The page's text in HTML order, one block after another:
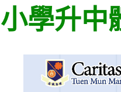
小學升中